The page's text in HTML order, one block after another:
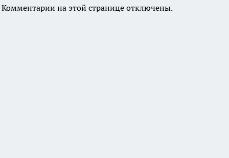
Комментарии на этой странице отключены.